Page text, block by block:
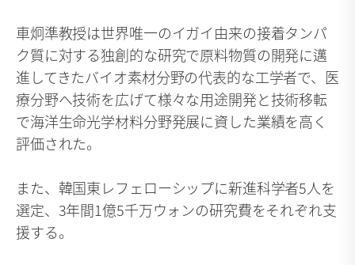
車炯準教授は世界唯一のイガイ由来の接着タンパ
ク質に対する独創的な研究で原料物質の開発に邁
進してきたバイオ素材分野の代表的な工学者で、医
療分野へ技術を広げて様々な用途開発と技術移転
で海洋生命光学材料分野発展に資した業績を高く
評価された。
また、韓国東レフェローシップに新進科学者5人を
選定、3年間1億5千万ウォンの研究費をそれぞれ支
援する。